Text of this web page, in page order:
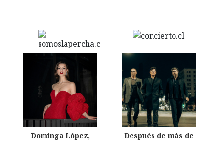
Dominga López,
Después de más de